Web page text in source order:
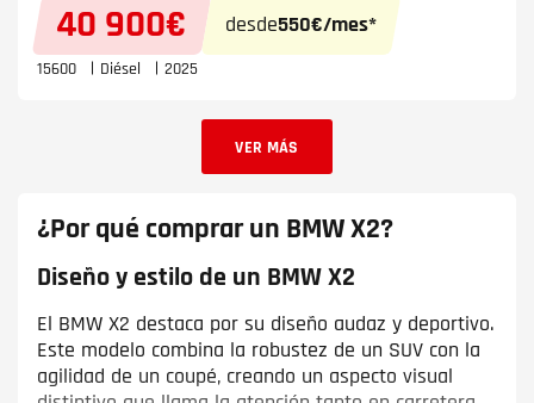
40 900€ desde550€/mes*
15600 Diésel 2025
VER MÁS
¿Por qué comprar un BMW X2?
Diseño y estilo de un BMW X2
El BMW X2 destaca por su diseño audaz y deportivo.
Este modelo combina la robustez de un SUV con la
agilidad de un coupé, creando un aspecto visual